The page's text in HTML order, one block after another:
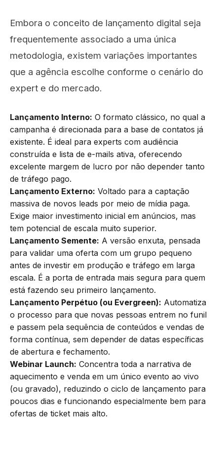
Embora o conceito de lançamento digital seja
frequentemente associado a uma única
metodologia, existem variações importantes
que a agência escolhe conforme o cenário do
expert e do mercado.
Lançamento Interno: O formato clássico, no qual a
campanha é direcionada para a base de contatos já
existente. É ideal para experts com audiência
construída e lista de e-mails ativa, oferecendo
excelente margem de lucro por não depender tanto
de tráfego pago.
Lançamento Externo: Voltado para a captação
massiva de novos leads por meio de mídia paga.
Exige maior investimento inicial em anúncios, mas
tem potencial de escala muito superior.
Lançamento Semente: A versão enxuta, pensada
para validar uma oferta com um grupo pequeno
antes de investir em produção e tráfego em larga
escala. É a porta de entrada mais segura para quem
está fazendo seu primeiro lançamento.
Lançamento Perpétuo (ou Evergreen): Automatiza
o processo para que novas pessoas entrem no funil
e passem pela sequência de conteúdos e vendas de
forma contínua, sem depender de datas específicas
de abertura e fechamento.
Webinar Launch: Concentra toda a narrativa de
aquecimento e venda em um único evento ao vivo
(ou gravado), reduzindo o ciclo de lançamento para
poucos dias e funcionando especialmente bem para
ofertas de ticket mais alto.